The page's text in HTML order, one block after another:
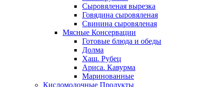
Сыровяленая вырезка
Говядина сыровяленая
Свинина сыровяленая
Мясные Консервации
Готовые блюда и обеды
Долма
Хаш. Рубец
Ариса. Кавурма
Маринованные
Кисломолочные Продукты